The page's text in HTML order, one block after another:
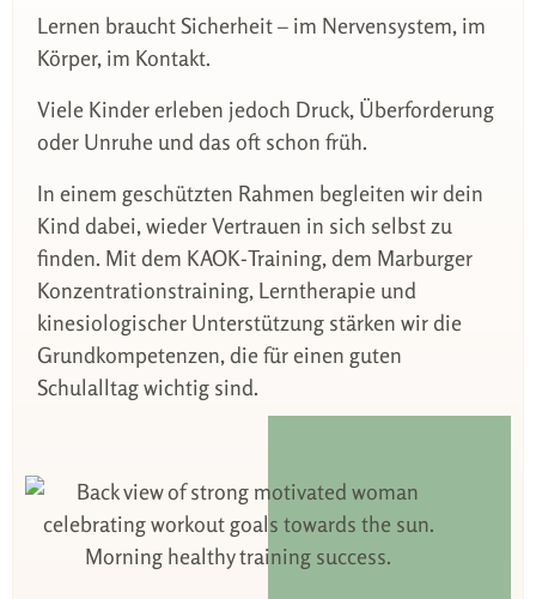
Lernen braucht Sicherheit – im Nervensystem, im
Körper, im Kontakt.
Viele Kinder erleben jedoch Druck, Überforderung
oder Unruhe und das oft schon früh.
In einem geschützten Rahmen begleiten wir dein
Kind dabei, wieder Vertrauen in sich selbst zu
finden. Mit dem KAOK-Training, dem Marburger
Konzentrationstraining, Lerntherapie und
kinesiologischer Unterstützung stärken wir die
Grundkompetenzen, die für einen guten
Schulalltag wichtig sind.